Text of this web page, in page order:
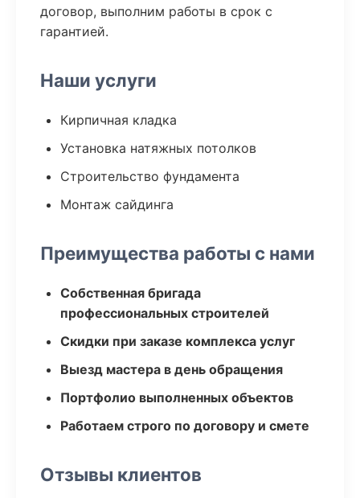
договор, выполним работы в срок с
гарантией.
Наши услуги
Кирпичная кладка
Установка натяжных потолков
Строительство фундамента
Монтаж сайдинга
Преимущества работы с нами
Собственная бригада
профессиональных строителей
Скидки при заказе комплекса услуг
Выезд мастера в день обращения
Портфолио выполненных объектов
Работаем строго по договору и смете
Отзывы клиентов